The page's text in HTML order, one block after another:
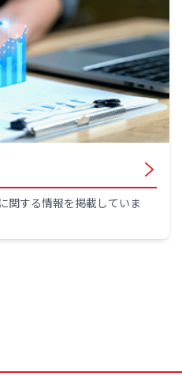
関する情報を掲載していま